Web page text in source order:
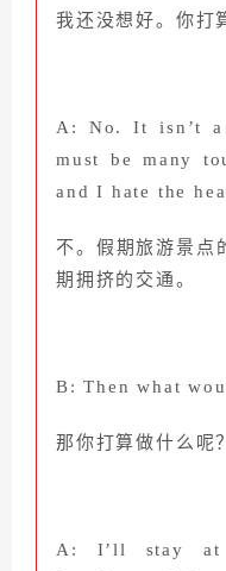
我还没想好。你打
A: No. It isn’t a
must be many
and I hate the
不。假期旅游景点
期拥挤的交通。
B: Then what
那你打算做什么呢？
A: I’ll stay at